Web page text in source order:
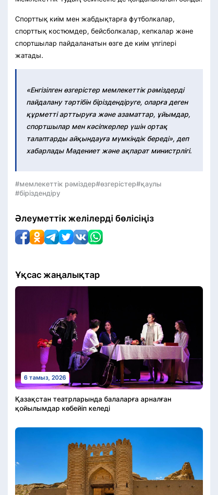
Спорттық киім мен жабдықтарға футболкалар,
спорттық костюмдер, бейсболкалар, кепкалар және
спортшылар пайдаланатын өзге де киім үлгілері
жатады.
«Енгізілген өзгерістер мемлекеттік рәміздерді
пайдалану тәртібін біріздендіруге, оларға деген
құрметті арттыруға және азаматтар, ұйымдар,
спортшылар мен кәсіпкерлер үшін ортақ
талаптарды айқындауға мүмкіндік береді», деп
хабарлады Мәдениет және ақпарат министрлігі.
#мемлекеттік рәміздер#өзгерістер#қаулы
#біріздендіру
Әлеуметтік желілерді бөлісіңіз
Ұқсас жаңалықтар
6 тамыз, 2026
Қазақстан театрларында балаларға арналған
қойылымдар көбейіп келеді